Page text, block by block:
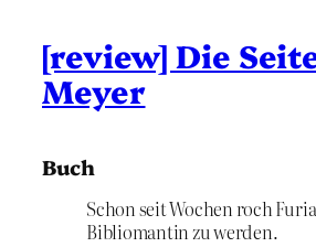
[review] Die
Meyer
Buch
Schon seit Wochen roch
Bibliomantin zu werden.